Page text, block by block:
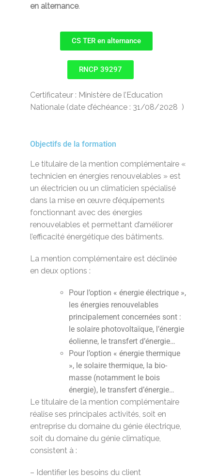
en alternance.
CS TER en alternance
RNCP 39297
Certificateur : Ministère de l’Education
Nationale (date d’échéance : 31/08/2028 )
Objectifs de la formation
Le titulaire de la mention complémentaire «
technicien en énergies renouvelables » est
un électricien ou un climaticien spécialisé
dans la mise en œuvre d’équipements
fonctionnant avec des énergies
renouvelables et permettant d’améliorer
l’efficacité énergétique des bâtiments.
La mention complémentaire est déclinée
en deux options :
Pour l’option « énergie électrique »,
les énergies renouvelables
principalement concernées sont :
le solaire photovoltaïque, l’énergie
éolienne, le transfert d’énergie…
Pour l’option « énergie thermique
», le solaire thermique, la bio-
masse (notamment le bois
énergie), le transfert d’énergie…
Le titulaire de la mention complémentaire
réalise ses principales activités, soit en
entreprise du domaine du génie électrique,
soit du domaine du génie climatique,
consistent à :
– Identifier les besoins du client